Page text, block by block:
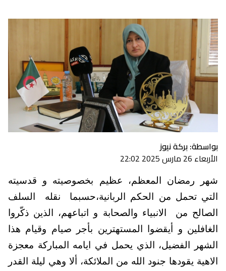
بواسطة: بركة نيوز
الأربعاء 26 مارس 2025 22:02
شهر رمضان المعظم، عظيم بخصوصيته و قدسيته
التي تحمل من الحكم الربانية،حسبما نقله السلف
الصالح من
الانبياء والصحابة و اتباعهم، الذين ذكّروا
الغافلين و أيقضوا المستهترين بأجر صيام وقيام هذا
الشهر الفضيل، الذي يحمل في ايامه المباركة معجزة
الاهية يقودها جنود الله من الملائكة، ألا وهي ليلة القدر